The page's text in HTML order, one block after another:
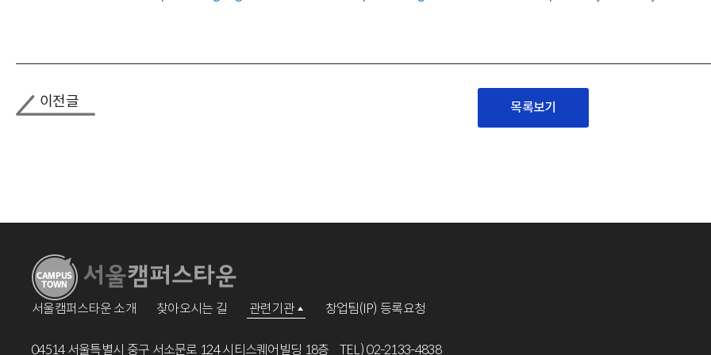
이전글 목록보기
서울캠퍼스타운 소개 찾아오시는 길 관련기관 창업팀(IP) 등록요청
04514 서울특별시 중구 서소문로 124 시티스퀘어빌딩 18층 TEL) 02-2133-4838